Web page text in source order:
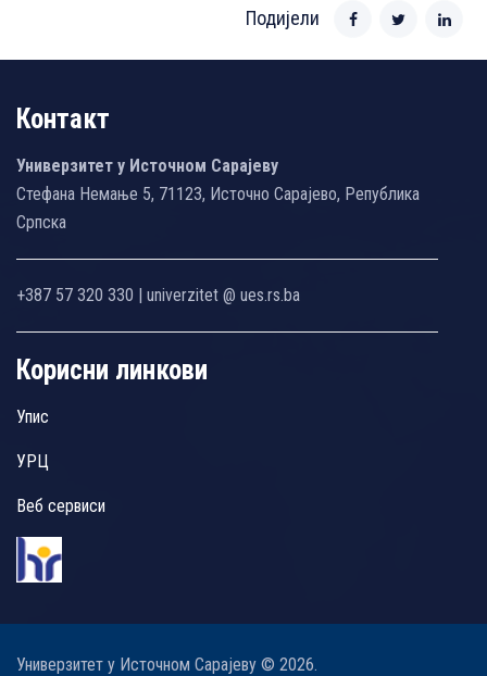
Подијели
Контакт
Универзитет у Источном Сарајеву
Стефана Немање 5, 71123, Источно Сарајево, Република
Српска
+387 57 320 330 | univerzitet @ ues.rs.ba
Корисни линкови
Упис
УРЦ
Веб сервиси
Универзитет у Источном Сарајеву © 2026.